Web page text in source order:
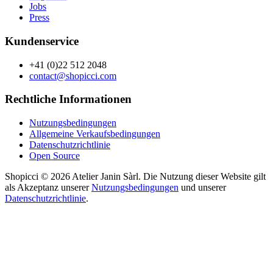
Jobs
Press
Kundenservice
+41 (0)22 512 2048
contact@shopicci.com
Rechtliche Informationen
Nutzungsbedingungen
Allgemeine Verkaufsbedingungen
Datenschutzrichtlinie
Open Source
Shopicci © 2026 Atelier Janin Sàrl. Die Nutzung dieser Website gilt
als Akzeptanz unsererNutzungsbedingungen und unserer
Datenschutzrichtlinie.